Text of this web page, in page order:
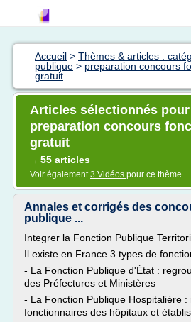
Accueil > Thèmes & articles :
publique > preparation concours
gratuit
Articles sélectionnés
preparation concours
gratuit
→ 55 articles
Voir également3 Vidéos pour ce thème
Annales et corrigés des
publique ...
Integrer la Fonction Publique
Il existe en France 3 types de
- La Fonction Publique d'État :
des Préfectures et Ministères
- La Fonction Publique Hospitalière
fonctionnaires des hôpitaux et